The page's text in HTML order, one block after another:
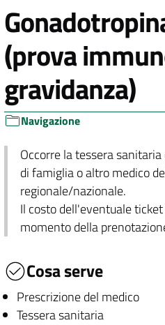
(prova
gravidanza)
Navigazione
Occorre la tessera
di famiglia o altro medico
regionale/nazionale.
Il costo dell'eventuale
momento della
Cosa serve
Prescrizione del medico
Tessera sanitaria